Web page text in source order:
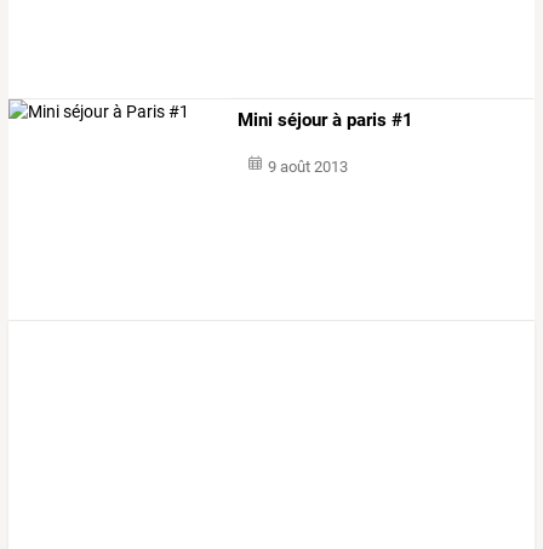
Mini séjour à paris #1
9 août 2013